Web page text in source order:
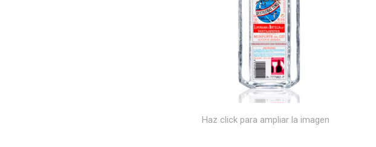
Haz click para ampliar la imagen